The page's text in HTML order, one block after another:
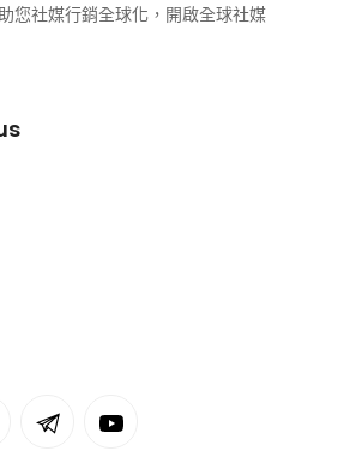
您社媒行銷全球化，開啟全球社媒